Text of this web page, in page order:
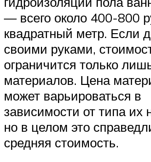
— всего около 400-800
квадратный метр. Если
своими руками,
ограничится только
материалов. Цена
может варьироваться в
зависимости от типа их
но в целом это
средняя стоимость.